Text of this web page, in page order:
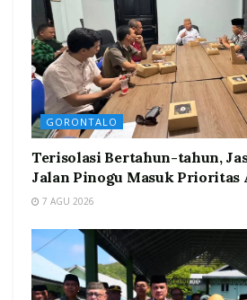
GORONTALO
Terisolasi Bertahun-tahun,
Jalan Pinogu Masuk Prioritas
7 AGU 2026